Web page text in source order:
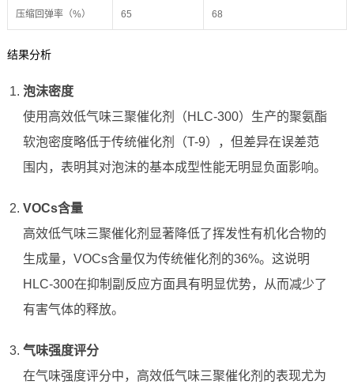
压缩回弹率（%） 65 68
结果分析
泡沫密度
使用高效低气味三聚催化剂（HLC-300）生产的聚氨酯
软泡密度略低于传统催化剂（T-9），但差异在误差范
围内，表明其对泡沫的基本成型性能无明显负面影响。
VOCs含量
高效低气味三聚催化剂显著降低了挥发性有机化合物的
生成量，VOCs含量仅为传统催化剂的36%。这说明
HLC-300在抑制副反应方面具有明显优势，从而减少了
有害气体的释放。
气味强度评分
在气味强度评分中，高效低气味三聚催化剂的表现尤为